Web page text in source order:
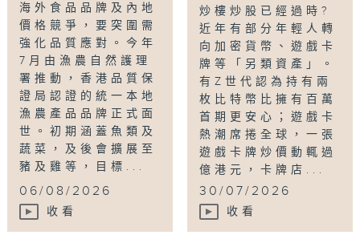
海外食品品牌及內地
價格競爭，要突圍需
強化品質應對。今年
7月由漁農自然護理
署推動，香港品質保
證局認證的統一本地
漁農產品品牌正式面
世。初期涵蓋魚類及
蔬菜，及後會擴展至
豬及雞等，目標...
06/08/2026
收看
炒樓炒股已經過時?
近年有部分年輕人轉
向加密貨幣、遊戲卡
牌等「另類資產」。
有Z世代認為持有兩
枚比特幣比擁有百萬
首期更安心；遊戲卡
熱潮席捲全球，一張
遊戲卡牌炒價動輒過
億港元，卡牌店...
30/07/2026
收看